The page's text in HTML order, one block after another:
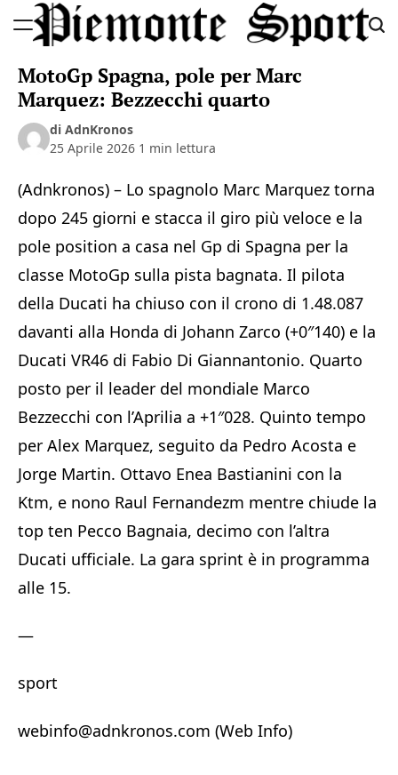
to
Sport
MotoGp Spagna, pole per Marc
Marquez: Bezzecchi quarto
di AdnKronos
25 Aprile 2026 1 min lettura
(Adnkronos) – Lo spagnolo Marc Marquez torna
dopo 245 giorni e stacca il giro più veloce e la
pole position a casa nel Gp di Spagna per la
classe MotoGp sulla pista bagnata. Il pilota
della Ducati ha chiuso con il crono di 1.48.087
davanti alla Honda di Johann Zarco (+0″140) e la
Ducati VR46 di Fabio Di Giannantonio. Quarto
posto per il leader del mondiale Marco
Bezzecchi con l’Aprilia a +1″028. Quinto tempo
per Alex Marquez, seguito da Pedro Acosta e
Jorge Martin. Ottavo Enea Bastianini con la
Ktm, e nono Raul Fernandezm mentre chiude la
top ten Pecco Bagnaia, decimo con l’altra
Ducati ufficiale. La gara sprint è in programma
alle 15.
—
sport
webinfo@adnkronos.com (Web Info)